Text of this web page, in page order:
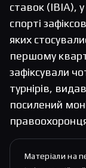
ставок (IBIA),
спорті
яких
першому
зафіксували
турнірів,
посилений
Матеріали на